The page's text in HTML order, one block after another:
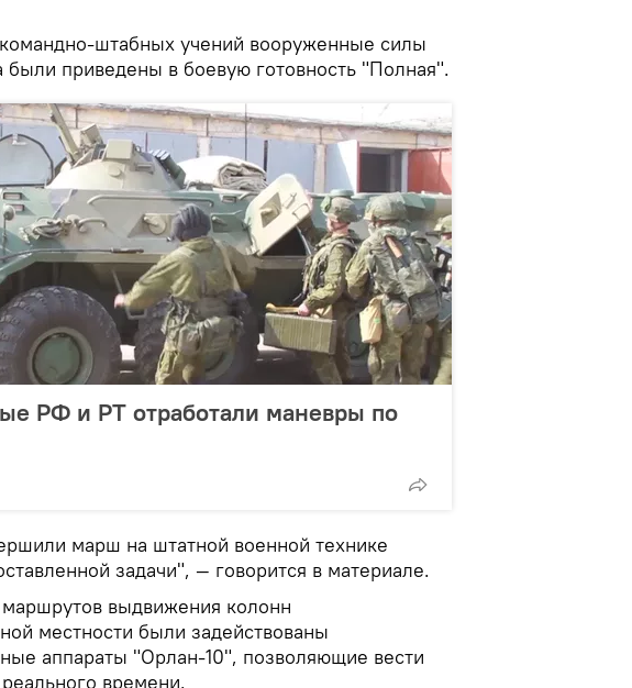
штабных учений вооруженные силы
были приведены в боевую готовность "Полная".
РФ и РТ отработали маневры по
марш на штатной военной технике
задачи", — говорится в материале.
выдвижения колонн
местности были задействованы
аппараты "Орлан-10", позволяющие вести
времени.